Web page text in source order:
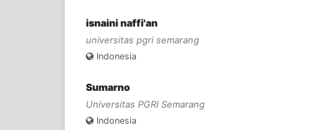
isnaini naffi'an
universitas pgri semarang
Indonesia
Sumarno
Universitas PGRI Semarang
Indonesia